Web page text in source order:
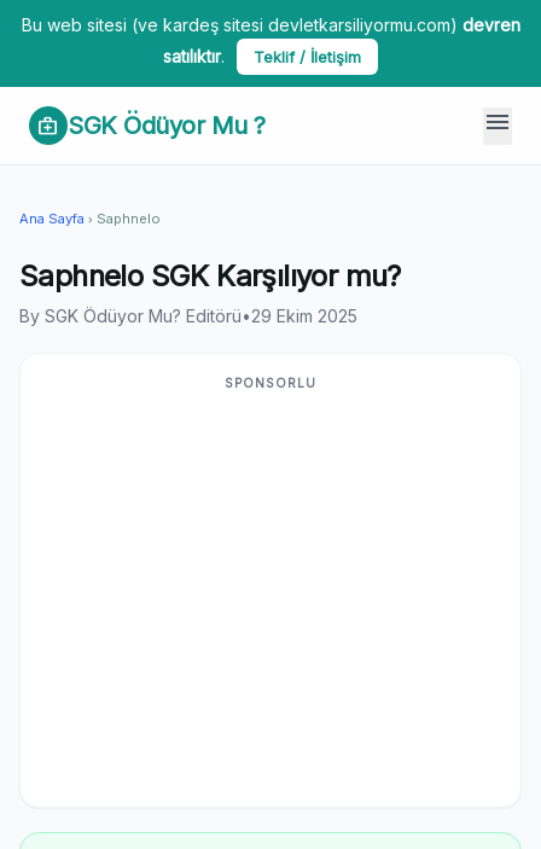
Bu web sitesi (ve kardeş sitesi devletkarsiliyormu.com) devren
satılıktır. Teklif / İletişim
medical_services SGK Ödüyor Mu ? menu
Ana Sayfa chevron_right Saphnelo
Saphnelo SGK Karşılıyor mu?
By SGK Ödüyor Mu? Editörü•29 Ekim 2025
SPONSORLU